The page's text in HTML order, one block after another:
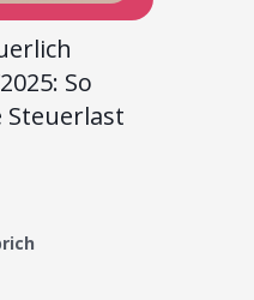
So
Steuerlast